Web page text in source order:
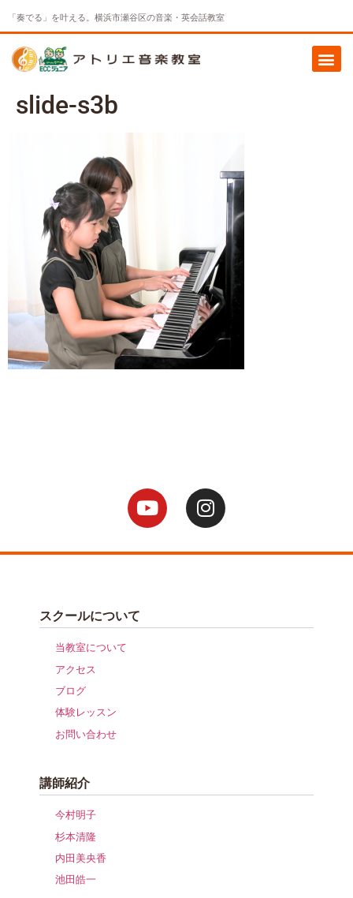
「奏でる」を叶える。横浜市瀬谷区の音楽・英会話教室
slide-s3b
スクールについて
当教室について
アクセス
ブログ
体験レッスン
お問い合わせ
講師紹介
今村明子
杉本清隆
内田美央香
池田皓一